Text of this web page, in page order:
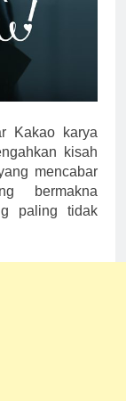
Kakao karya
kisah
mencabar
bermakna
paling tidak